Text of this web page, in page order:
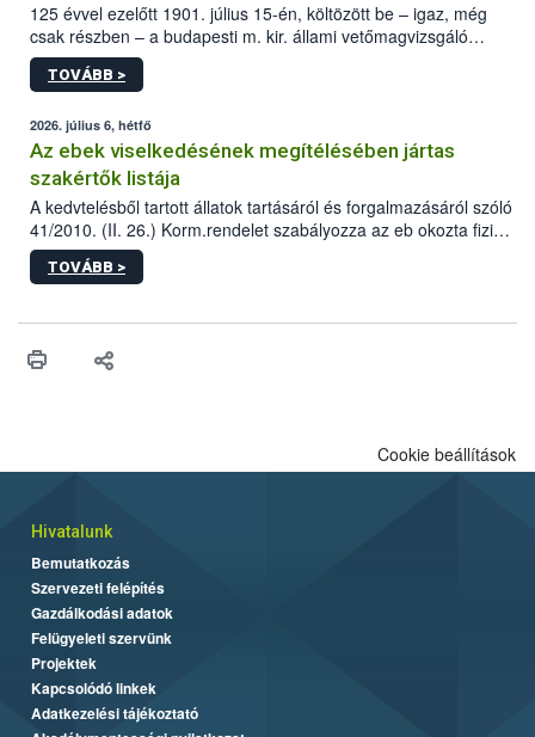
125 évvel ezelőtt 1901. július 15-én, költözött be – igaz, még
csak részben – a budapesti m. kir. állami vetőmagvizsgáló
állomás a Kis Rókus utca 15. szám alatti, Czigler Győző által
tervezett új épületébe.
TOVÁBB >
2026. július 6, hétfő
Az ebek viselkedésének megítélésében jártas
szakértők listája
A kedvtelésből tartott állatok tartásáról és forgalmazásáról szóló
41/2010. (II. 26.) Korm.rendelet szabályozza az eb okozta fizikai
sérülés, illetve ennek veszélye keletkezésekor felmerülő
hatósági feladatokat, valamint a veszélyes eb tartását és annak
vonni az ebek viselkedésének megítélésében jártas szakértőt.
TOVÁBB >
Cookie beállítások
Hivatalunk
Bemutatkozás
Szervezeti felépítés
Gazdálkodási adatok
Felügyeleti szervünk
Projektek
Kapcsolódó linkek
Adatkezelési tájékoztató